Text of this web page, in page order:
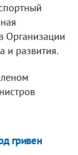
Организации
и развития.
гривен